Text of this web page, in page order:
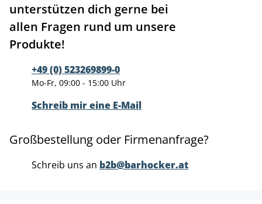
unterstützen dich gerne bei
allen Fragen rund um unsere
Produkte!
+49 (0) 523269899-0
Mo-Fr, 09:00 - 15:00 Uhr
Schreib mir eine E-Mail
Großbestellung oder Firmenanfrage?
Schreib uns an b2b@barhocker.at